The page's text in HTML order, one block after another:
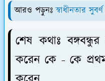
আরও পড়ুনঃস্বাধীনতার
শেষ কথাঃ বঙ্গবন্ধুর
করেন কে - কে প্রথম